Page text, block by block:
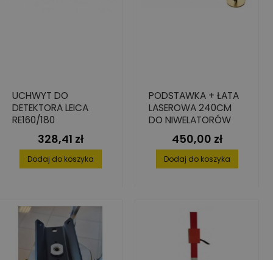
UCHWYT DO
DETEKTORA LEICA
RE160/180
Cena
328,41 zł
Dodaj do koszyka
PODSTAWKA + ŁATA
LASEROWA 240CM
DO NIWELATORÓW
Cena
450,00 zł
Dodaj do koszyka